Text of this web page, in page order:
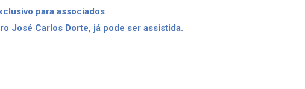
para associados
José Carlos Dorte, já pode ser assistida.